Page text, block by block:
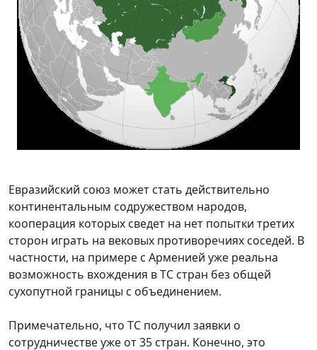
Евразийский союз может стать действительно
континентальным содружеством народов,
кооперация которых сведет на нет попытки третих
сторон играть на вековых противоречиях соседей. В
частности, на примере с Арменией уже реальна
возможность вхождения в ТС стран без общей
сухопутной границы с объединением.
Примечательно, что ТС получил заявки о
сотрудничестве уже от 35 стран. Конечно, это